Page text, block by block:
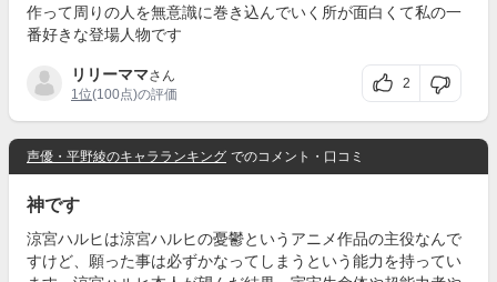
作って周りの人を無意識に巻き込んでいく所が面白くて私の一
番好きな登場人物です
リリーママさん
1位(100点)の評価
2
声優・平野綾のキャラランキング でのコメント・口コミ
神です
涼宮ハルヒは涼宮ハルヒの憂鬱というアニメ作品の主役なんで
すけど、願った事は必ずかなってしまうという能力を持ってい